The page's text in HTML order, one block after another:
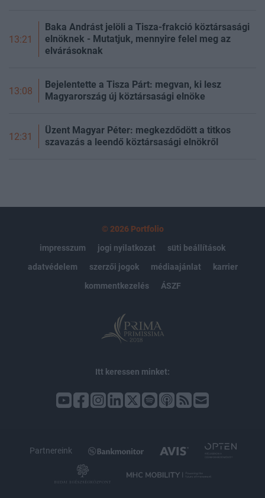
13:21
Baka Andrást jelöli a Tisza-frakció köztársasági
elnöknek - Mutatjuk, mennyire felel meg az
elvárásoknak
13:08
Bejelentette a Tisza Párt: megvan, ki lesz
Magyarország új köztársasági elnöke
12:31
Üzent Magyar Péter: megkezdődött a titkos
szavazás a leendő köztársasági elnökről
© 2026 Portfolio
impresszum
jogi nyilatkozat
süti beállítások
adatvédelem
szerzői jogok médiaajánlat
karrier
kommentkezelés
ÁSZF
Itt keressen minket:
Partnereink